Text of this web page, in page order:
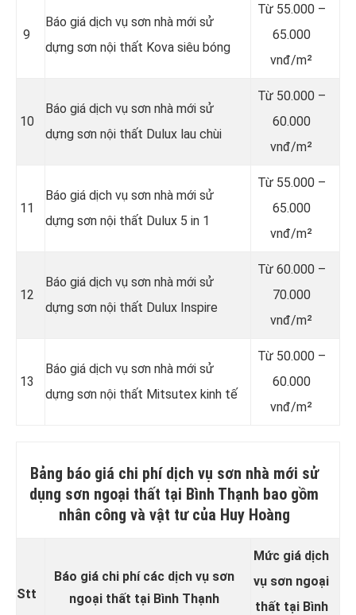
9
Báo giá dịch vụ sơn nhà mới sử
dựng sơn nội thất Kova siêu bóng
Từ 55.000 –
65.000
vnđ/m²
10
Báo giá dịch vụ sơn nhà mới sử
dựng sơn nội thất Dulux lau chùi
Từ 50.000 –
60.000
vnđ/m²
11
Báo giá dịch vụ sơn nhà mới sử
dựng sơn nội thất Dulux 5 in 1
Từ 55.000 –
65.000
vnđ/m²
12
Báo giá dịch vụ sơn nhà mới sử
dựng sơn nội thất Dulux Inspire
Từ 60.000 –
70.000
vnđ/m²
13
Báo giá dịch vụ sơn nhà mới sử
dựng sơn nội thất Mitsutex kinh tế
Từ 50.000 –
60.000
vnđ/m²
Bảng báo giá chi phí dịch vụ sơn nhà mới sử
dụng sơn ngoại thất tại Bình Thạnh bao gồm
nhân công và vật tư của Huy Hoàng
Stt
Báo giá chi phí các dịch vụ sơn
ngoại thất tại Bình Thạnh
Mức giá dịch
vụ sơn ngoại
thất tại Bình